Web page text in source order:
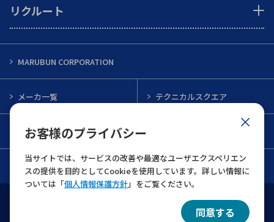
お客様のプライバシー
当サイトでは、サービスの改善や最適なユーザエクスペリエン
スの提供を目的としてCookieを使用しています。詳しい情報に
ついては「個人情報保護方針」をご覧ください。
同意する
リクルート
MARUBUN CORPORATION
メーカ一覧 テクニカルスクエア
インフォメーション
お問い合わせ
個人情報保護について